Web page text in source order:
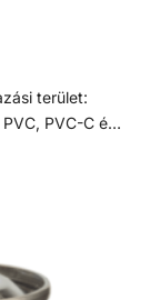
PVC-C és
is